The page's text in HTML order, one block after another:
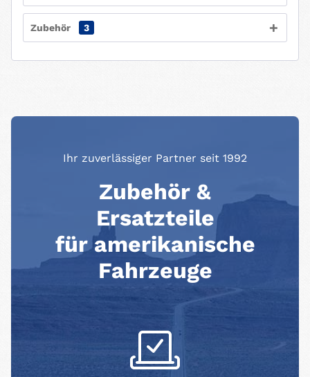
Zubehör 3
Ihr zuverlässiger Partner seit 1992
Zubehör &
Ersatzteile
für amerikanische
Fahrzeuge